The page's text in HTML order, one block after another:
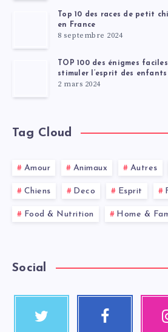
Top 10 des races de petit
en France
8 septembre 2024
TOP 100 des énigmes
stimuler l’esprit des enfants
2 mars 2024
Tag Cloud
Amour Animaux Autres
Chiens Deco Esprit
Food & Nutrition Home &
Social